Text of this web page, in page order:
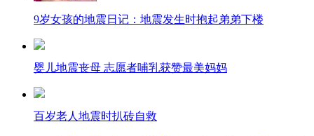
9岁女孩的地震日记：地震发生时抱起弟弟下楼
婴儿地震丧母 志愿者哺乳获赞最美妈妈
百岁老人地震时扒砖自救